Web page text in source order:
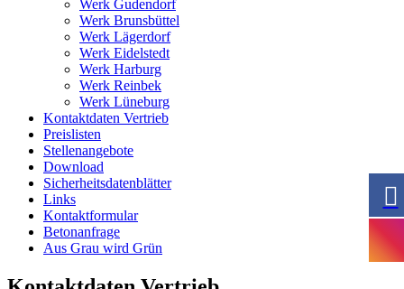
Werk Gudendorf
Werk Brunsbüttel
Werk Lägerdorf
Werk Eidelstedt
Werk Harburg
Werk Reinbek
Werk Lüneburg
Kontaktdaten Vertrieb
Preislisten
Stellenangebote
Download
Sicherheitsdatenblätter
Links
Kontaktformular
Betonanfrage
Aus Grau wird Grün